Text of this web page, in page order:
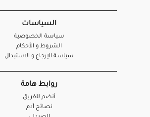
السياسات
سياسة الخصوصية
الشروط و الأحكام
سياسة الإرجاع و الاستبدال
روابط هامة
أنضم للفريق
نصائح آدم